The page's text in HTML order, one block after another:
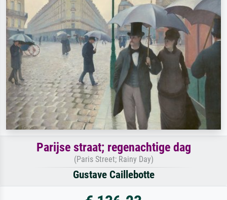
een boom.
Parijse straat; regenachtige dag
(Paris Street; Rainy Day)
Gustave Caillebotte